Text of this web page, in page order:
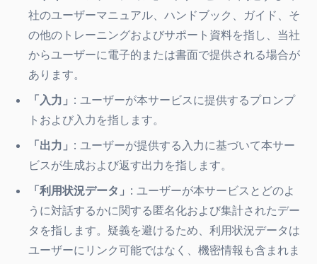
社のユーザーマニュアル、ハンドブック、ガイド、そ
の他のトレーニングおよびサポート資料を指し、当社
からユーザーに電子的または書面で提供される場合が
あります。
「入力」 : ユーザーが本サービスに提供するプロンプ
トおよび入力を指します。
「出力」 : ユーザーが提供する入力に基づいて本サー
ビスが生成および返す出力を指します。
「利用状況データ」 : ユーザーが本サービスとどのよ
うに対話するかに関する匿名化および集計されたデー
タを指します。疑義を避けるため、利用状況データは
ユーザーにリンク可能ではなく、機密情報も含まれま